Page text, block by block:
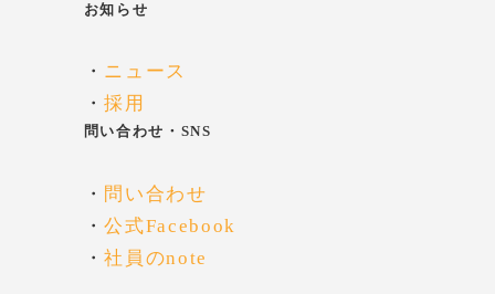
お知らせ
・ ニュース
・採用
問い合わせ・SNS
・ 問い合わせ
・公式Facebook
・社員のnote